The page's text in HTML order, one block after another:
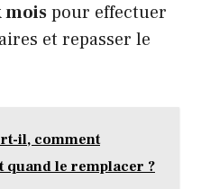
moispour effectuer
et repasser le
il, comment
quand le remplacer ?